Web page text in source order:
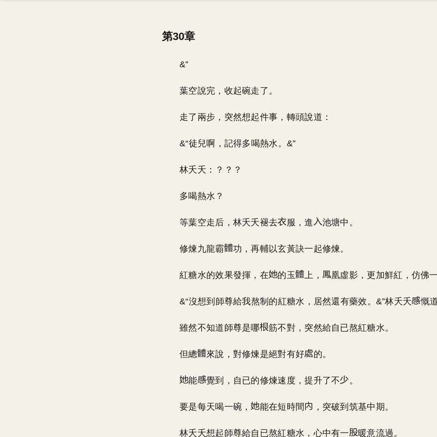
第30章
&”
葉空說完，收起碗走了。
走了兩步，突然想起件事，轉頭說道：
&“徒兒啊，記得多喝熱水。&”
林夭夭：？？？
多喝熱水？
等葉空走后，林夭夭褪去 服，進 池塘中。
修煉九龍霸 功，再輔以玄黃訣一起修煉。
紅糖水的效果發揮，在 的玉 上， 凰虛影，更加鮮紅，仿佛一
&“沒想到師尊給我熬制的紅糖水，居然還有藥效。&”林夭夭 慨
雖然不知道師尊是哪 筋不對，突然給自已熬紅糖水。
但總 來說，對修煉是絕對有好 的。
能 覺到，自已的修煉速度，提升了不 。
要是每天喝一碗， 能在短時間 ，突破到筑基中期。
林夭夭想起師尊給自已熬紅糖水，心中有一 暖意流過。